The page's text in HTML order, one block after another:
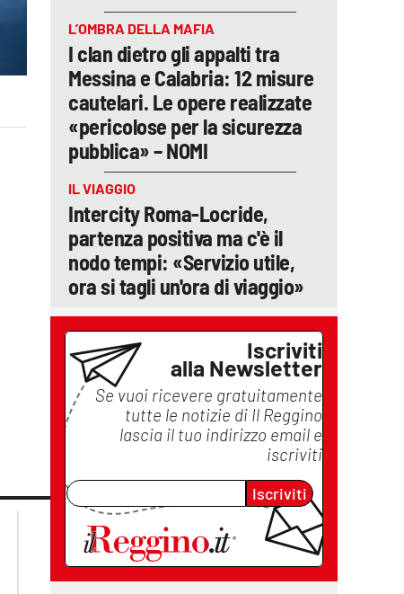
L’OMBRA DELLA MAFIA
I clan dietro gli appalti tra
Messina e Calabria: 12 misure
cautelari. Le opere realizzate
«pericolose per la sicurezza
pubblica» – NOMI
IL VIAGGIO
Intercity Roma-Locride,
partenza positiva ma c'è il
nodo tempi: «Servizio utile,
ora si tagli un'ora di viaggio»
Iscriviti
alla Newsletter
Se vuoi ricevere gratuitamente
tutte le notizie di Il Reggino
lascia il tuo indirizzo email e
iscriviti
Iscriviti
lacplay.it
lactv.it
laconair.it
lacapitalenews.it
cosenzachannel.it
ilvibonese.it